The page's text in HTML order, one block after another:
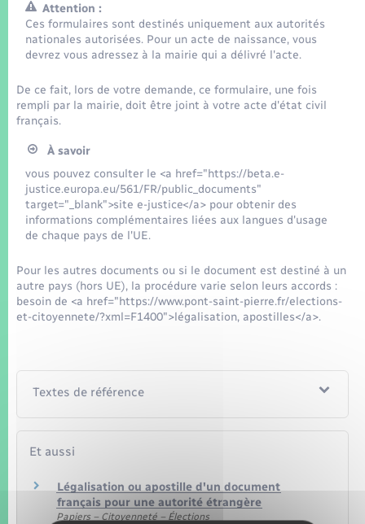
Voirie et espace public
Attention :
Ces formulaires sont destinés uniquement aux autorités
nationales autorisées. Pour un acte de naissance, vous
devrez vous adressez à la mairie qui a délivré l'acte.
De ce fait, lors de votre demande, ce formulaire, une fois
rempli par la mairie, doit être joint à votre acte d'état civil
français.
À savoir
vous pouvez consulter le <a href="https://beta.e-
justice.europa.eu/561/FR/public_documents"
target="_blank">site e-justice</a> pour obtenir des
informations complémentaires liées aux langues d'usage
de chaque pays de l'UE.
Pour les autres documents ou si le document est destiné à un
autre pays (hors UE), la procédure varie selon leurs accords :
besoin de <a href="https://www.pont-saint-pierre.fr/elections-
et-citoyennete/?xml=F1400">légalisation, apostilles</a>.
Textes de référence
Et aussi
Légalisation ou apostille d'un document
français pour une autorité étrangère
Papiers – Citoyenneté – Élections